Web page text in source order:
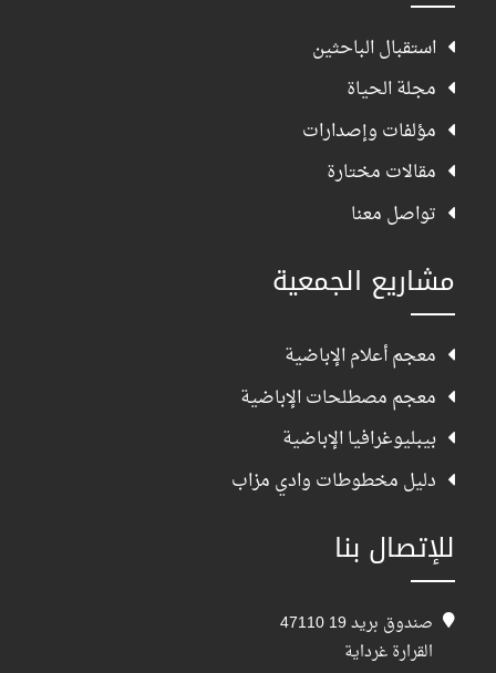
استقبال الباحثين
مجلة الحياة
مؤلفات وإصدارات
مقالات مختارة
تواصل معنا
مشاريع الجمعية
معجم أعلام الإباضية
معجم مصطلحات الإباضية
بيبليوغرافيا الإباضية
دليل مخطوطات وادي مزاب
للإتصال بنا
صندوق بريد 19 47110
القرارة غرداية